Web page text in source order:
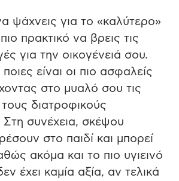
ψάχνεις για το «καλύτερο»
πρακτικό να βρεις τις
για την οικογένειά σου.
είναι οι πιο ασφαλείς
στο μυαλό σου τις
τους διατροφικούς
Στη συνέχεια, σκέψου
στο παιδί και μπορεί
ακόμα και το πιο υγιεινό
έχει καμία αξία, αν τελικά